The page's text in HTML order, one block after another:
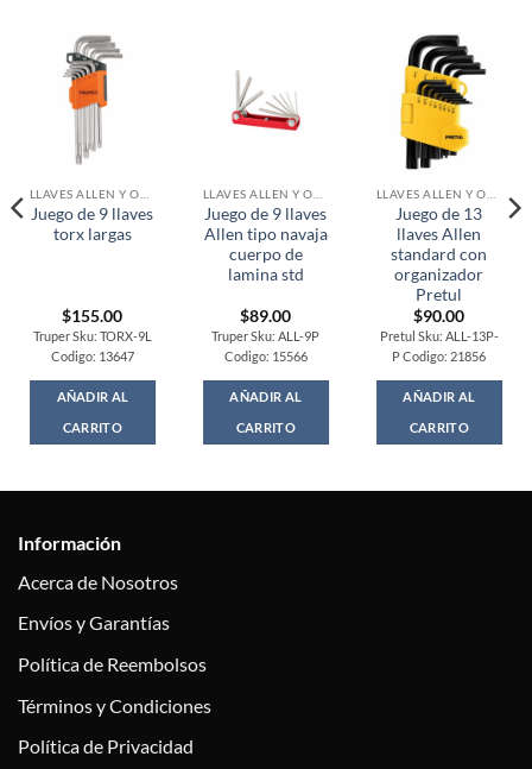
Juego de 9 llaves
torx largas
$155.00
Truper Sku: TORX-9L
Codigo: 13647
AÑADIR AL
CARRITO
Juego de 9 llaves
Allen tipo navaja
cuerpo de
lamina std
$89.00
Truper Sku: ALL-9P
Codigo: 15566
AÑADIR AL
CARRITO
Juego de 13
llaves Allen
standard con
organizador
Pretul
$90.00
Pretul Sku: ALL-13P-
P Codigo: 21856
AÑADIR AL
CARRITO
Información
Acerca de Nosotros
Envíos y Garantías
Política de Reembolsos
Términos y Condiciones
Política de Privacidad